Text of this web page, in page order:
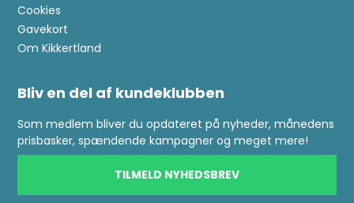
Cookies
Gavekort
Om Kikkertland
Bliv en del af kundeklubben
Som medlem bliver du opdateret på nyheder, månedens
prisbasker, spændende kampagner og meget mere!
TILMELD NYHEDSBREV